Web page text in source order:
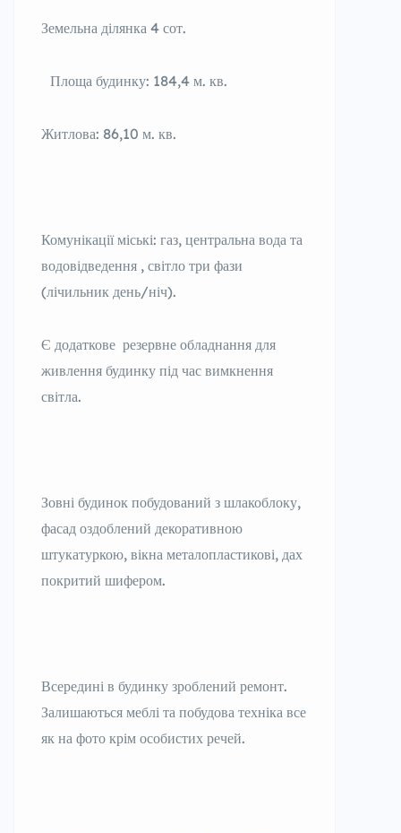
Земельна ділянка 4 сот.
Площа будинку: 184,4 м. кв.
Житлова: 86,10 м. кв.
Комунікації міські: газ, центральна вода та
водовідведення , світло три фази
(лічильник день/ніч).
Є додаткове резервне обладнання для
живлення будинку під час вимкнення
світла.
Зовні будинок побудований з шлакоблоку,
фасад оздоблений декоративною
штукатуркою, вікна металопластикові, дах
покритий шифером.
Всередині в будинку зроблений ремонт.
Залишаються меблі та побудова техніка все
як на фото крім особистих речей.